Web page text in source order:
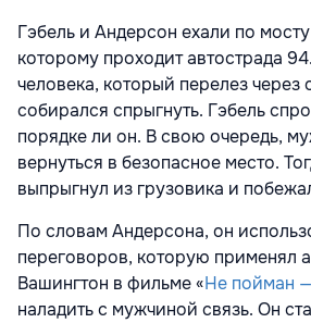
Гэбель и Андерсон ехали по
которому проходит автострада
человека, который перелез через
собирался спрыгнуть. Гэбель
порядке ли он. В свою очередь,
вернуться в безопасное место.
выпрыгнул из грузовика и
По словам Андерсона, он
переговоров, которую применял
Вашингтон в фильме «Не пойман
наладить с мужчиной связь. Он